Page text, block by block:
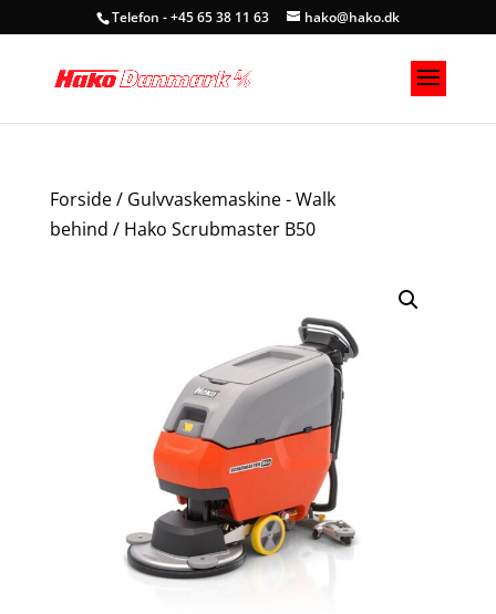
Telefon - +45 65 38 11 63 hako@hako.dk
Forside/ Gulvvaskemaskine - Walk
behind / Hako Scrubmaster B50